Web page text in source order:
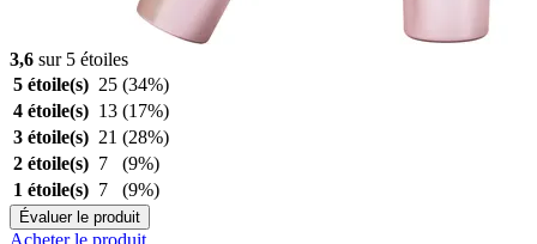
3,6 sur 5 étoiles
5 étoile(s) 25 (34%)
4 étoile(s) 13 (17%)
3 étoile(s) 21 (28%)
2 étoile(s) 7
(9%)
1 étoile(s) 7 (9%)
Évaluer le produit
Acheter le produit